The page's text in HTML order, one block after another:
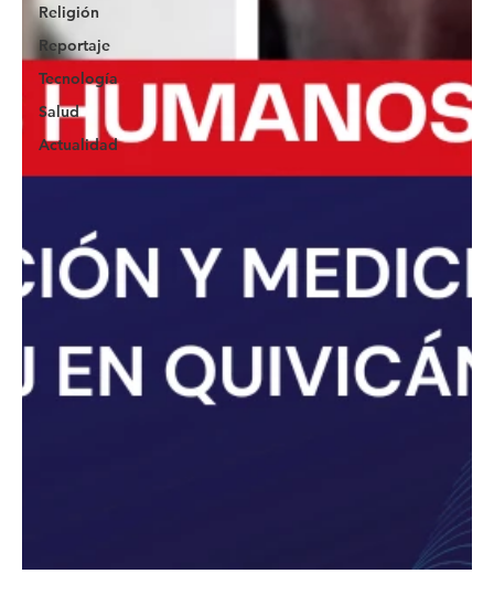
Religión
Reportaje
Tecnología
Salud
Actualidad